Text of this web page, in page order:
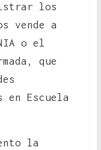
los
vende a
o el
que
en Escuela
la